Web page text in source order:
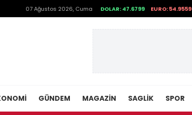
07 Ağustos 2026, Cuma DOLAR: 47.6799 EURO: 54.9559
GÜNDEM MAGAZIN SAGLIK SPOR